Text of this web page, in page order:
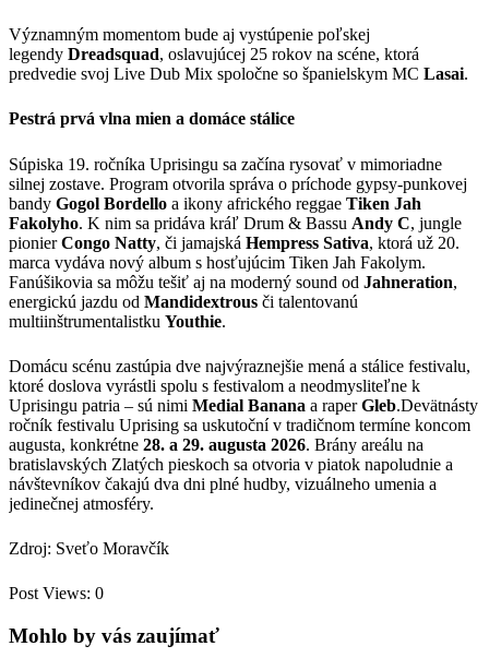
Významným momentom bude aj vystúpenie poľskej
legendy Dreadsquad, oslavujúcej 25 rokov na scéne, ktorá
predvedie svoj Live Dub Mix spoločne so španielskym MC Lasai.
Pestrá prvá vlna mien a domáce stálice
Súpiska 19. ročníka Uprisingu sa začína rysovať v mimoriadne
silnej zostave. Program otvorila správa o príchode gypsy-punkovej
bandy Gogol Bordello a ikony afrického reggae Tiken Jah
Fakolyho. K nim sa pridáva kráľ Drum & Bassu Andy C, jungle
pionierCongo Natty, či jamajská Hempress Sativa, ktorá už 20.
marca vydáva nový album s hosťujúcim Tiken Jah Fakolym.
Fanúšikovia sa môžu tešiť aj na moderný sound od Jahneration,
energickú jazdu od Mandidextrous či talentovanú
multiinštrumentalistku Youthie.
Domácu scénu zastúpia dve najvýraznejšie mená a stálice festivalu,
ktoré doslova vyrástli spolu s festivalom a neodmysliteľne k
Uprisingu patria – sú nimi Medial Banana a raperGleb.Devätnásty
ročník festivalu Uprising sa uskutoční v tradičnom termíne koncom
augusta, konkrétne 28. a 29. augusta 2026. Brány areálu na
bratislavských Zlatých pieskoch sa otvoria v piatok napoludnie a
návštevníkov čakajú dva dni plné hudby, vizuálneho umenia a
jedinečnej atmosféry.
Zdroj: Sveťo Moravčík
Post Views: 0
Mohlo by vás zaujímať